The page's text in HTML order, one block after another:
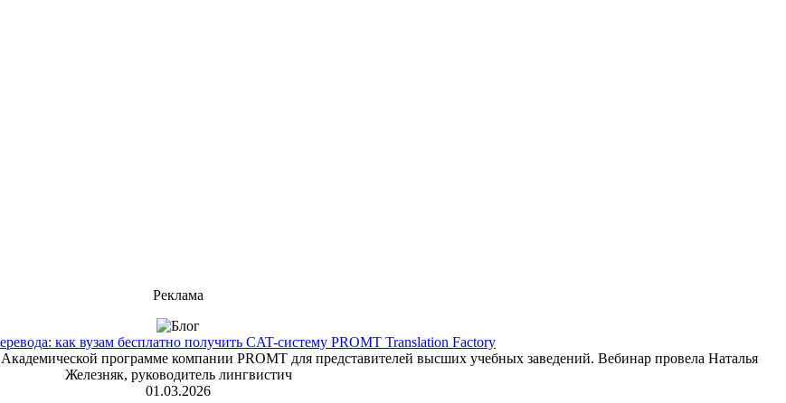
Реклама
как вузам бесплатно получить CAT-систему PROMT Translation Factory
программе компании PROMT для представителей высших учебных заведений. Вебинар провела Наталья
Железняк, руководитель лингвистич
01.03.2026